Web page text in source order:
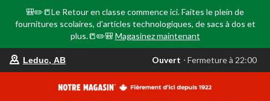
🎒✏️📒Le Retour en classe commence ici. Faites le plein de
fournitures scolaires, d'articles technologiques, de sacs à dos et
plus.📒✏️🎒 Magasinez maintenant
votre
est
Leduc, AB Ouvert ⋅ Fermeture à 22:00